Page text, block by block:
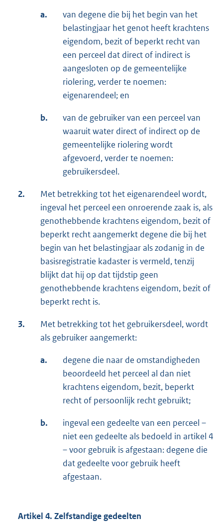
a.
van degene die bij het begin van het
belastingjaar het genot heeft krachtens
eigendom, bezit of beperkt recht van
een perceel dat direct of indirect is
aangesloten op de gemeentelijke
riolering, verder te noemen:
eigenarendeel; en
b.
van de gebruiker van een perceel van
waaruit water direct of indirect op de
gemeentelijke riolering wordt
afgevoerd, verder te noemen:
gebruikersdeel.
2.
Met betrekking tot het eigenarendeel wordt,
ingeval het perceel een onroerende zaak is, als
genothebbende krachtens eigendom, bezit of
beperkt recht aangemerkt degene die bij het
begin van het belastingjaar als zodanig in de
basisregistratie kadaster is vermeld, tenzij
blijkt dat hij op dat tijdstip geen
genothebbende krachtens eigendom, bezit of
beperkt recht is.
3.
Met betrekking tot het gebruikersdeel, wordt
als gebruiker aangemerkt:
a.
degene die naar de omstandigheden
beoordeeld het perceel al dan niet
krachtens eigendom, bezit, beperkt
recht of persoonlijk recht gebruikt;
b.
ingeval een gedeelte van een perceel –
niet een gedeelte als bedoeld in artikel 4
– voor gebruik is afgestaan: degene die
dat gedeelte voor gebruik heeft
afgestaan.
Artikel 4. Zelfstandige gedeelten